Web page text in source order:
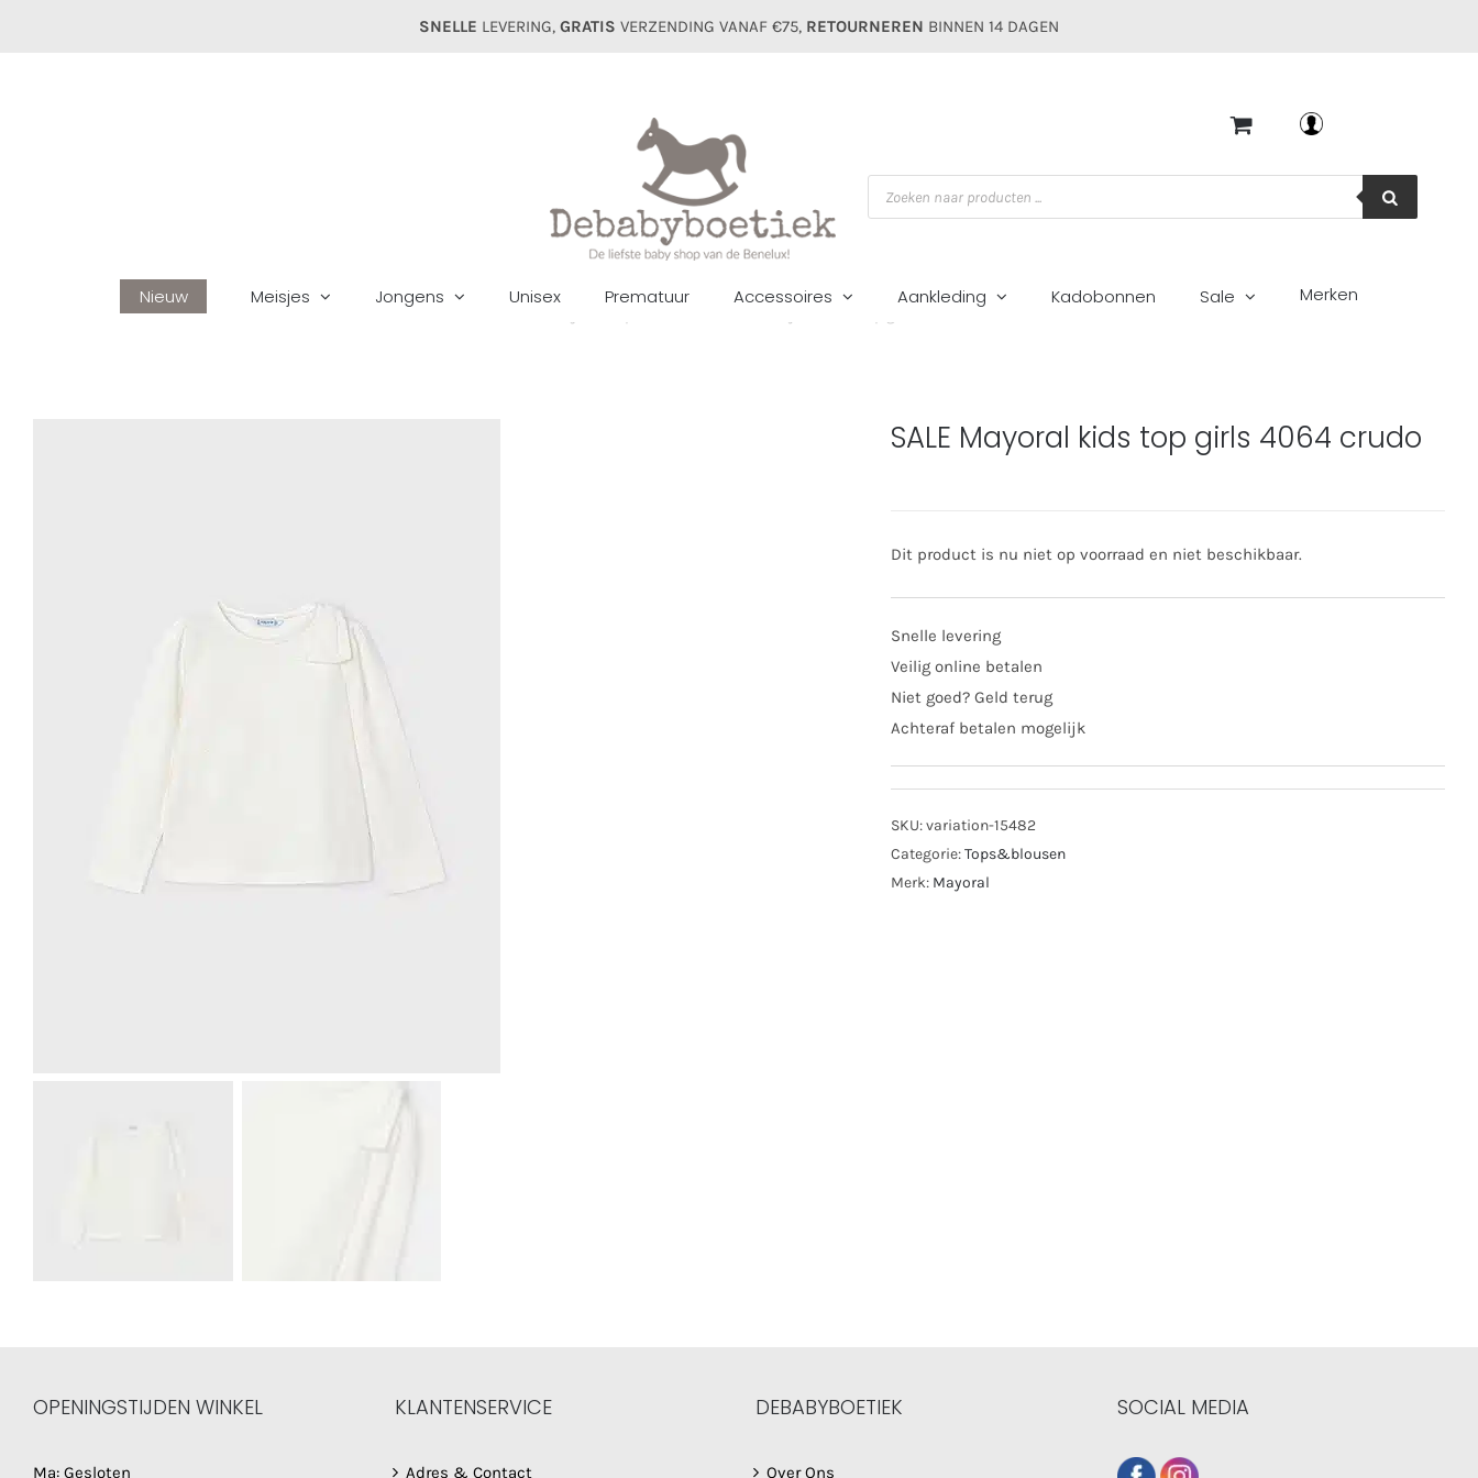
SNELLE LEVERING, GRATIS VERZENDING VANAF €75, RETOURNEREN BINNEN 14 DAGEN
Producten
zoeken
Nieuw Meisjes Jongens Unisex Prematuur Accessoires Aankleding Kadobonnen Sale Merken
SALE Mayoral kids top girls 4064 crudo
Dit product is nu niet op voorraad en niet beschikbaar.
Snelle levering
Veilig online betalen
Niet goed? Geld terug
Achteraf betalen mogelijk
SKU:variation-15482
Categorie:Tops&blousen
Merk: Mayoral
OPENINGSTIJDEN WINKEL
Ma: Gesloten
KLANTENSERVICE
Adres & Contact
DEBABYBOETIEK
Over Ons
SOCIAL MEDIA